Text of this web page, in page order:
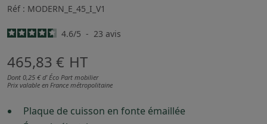
Réf : MODERN_E_45_I_V1
4.6/5 - 23 avis
465,83 € HT
Dont 0,25 € d’ Éco Part mobilier
Prix valable en France métropolitaine
Plaque de cuisson en fonte émaillée